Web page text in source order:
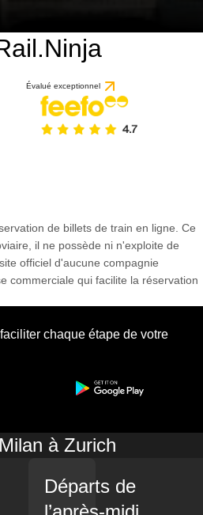
Évalué exceptionnel
de billets de train en ligne. Ce
il ne possède ni n'exploite de
officiel d'aucune compagnie
commerciale qui facilite la réservation
chaque étape de votre
à Zurich
Départs de
9.2 / 10
basé sur 75 avis